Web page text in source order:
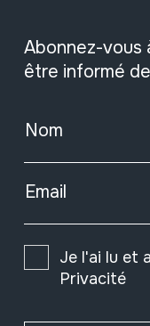
Abonnez-
être informé
Nom
Email
Je l'ai lu et
Privacité